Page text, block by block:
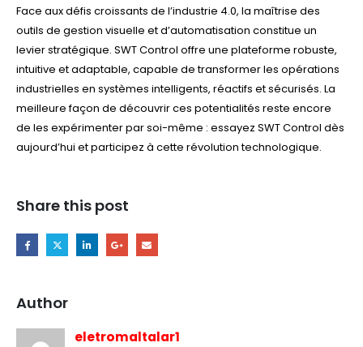
Face aux défis croissants de l’industrie 4.0, la maîtrise des
outils de gestion visuelle et d’automatisation constitue un
levier stratégique. SWT Control offre une plateforme robuste,
intuitive et adaptable, capable de transformer les opérations
industrielles en systèmes intelligents, réactifs et sécurisés. La
meilleure façon de découvrir ces potentialités reste encore
de les expérimenter par soi-même : essayez SWT Control dès
aujourd’hui et participez à cette révolution technologique.
Share this post
Author
eletromaltalar1